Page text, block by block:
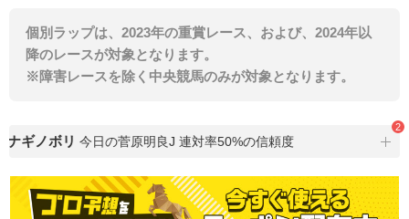
個別ラップは、2023年の重賞レース、および、2024年以
降のレースが対象となります。
※障害レースを除く中央競馬のみが対象となります。
ギノボリ 今日の菅原明良J 連対率50%の信頼度 特選
2